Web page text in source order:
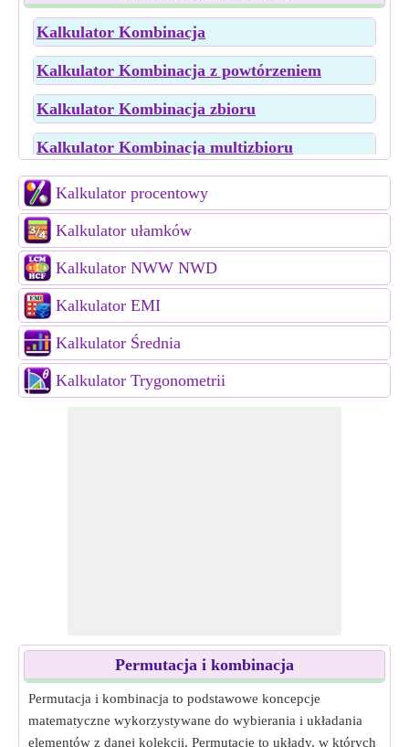
Kalkulator Permutacja kołowa
Kalkulator Permutacja słów
Kalkulator Kombinacja
Kalkulator Kombinacja z powtórzeniem
Kalkulator Kombinacja zbioru
Kalkulator Kombinacja multizbioru
Kalkulator Kombinacja słów
Kalkulator procentowy
Kalkulator ułamków
Kalkulator NWW NWD
Kalkulator EMI
Kalkulator Średnia
Kalkulator Trygonometrii
Permutacja i kombinacja
Permutacja i kombinacja to podstawowe koncepcje
matematyczne wykorzystywane do wybierania i układania
elementów z danej kolekcji. Permutacje to układy, w których